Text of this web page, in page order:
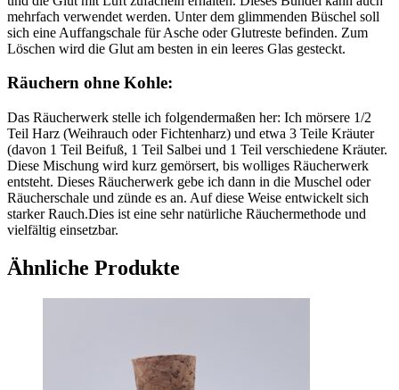
mehrfach verwendet werden. Unter dem glimmenden Büschel soll
sich eine Auffangschale für Asche oder Glutreste befinden. Zum
Löschen wird die Glut am besten in ein leeres Glas gesteckt.
Räuchern ohne Kohle:
Das Räucherwerk stelle ich folgendermaßen her: Ich mörsere 1/2
Teil Harz (Weihrauch oder Fichtenharz) und etwa 3 Teile Kräuter
(davon 1 Teil Beifuß, 1 Teil Salbei und 1 Teil verschiedene Kräuter.
Diese Mischung wird kurz gemörsert, bis wolliges Räucherwerk
entsteht. Dieses Räucherwerk gebe ich dann in die Muschel oder
Räucherschale und zünde es an. Auf diese Weise entwickelt sich
starker Rauch.Dies ist eine sehr natürliche Räuchermethode und
vielfältig einsetzbar.
Ähnliche Produkte